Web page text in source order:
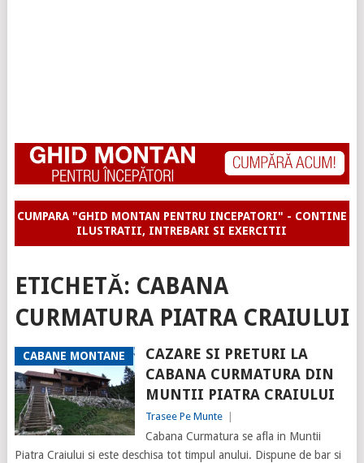
CUMPARA "GHID MONTAN PENTRU INCEPATORI" - CONTINE
ILUSTRATII, INTREBARI SI EXERCITII
ETICHETĂ: CABANA
CURMATURA PIATRA CRAIULUI
CABANE MONTANE
CAZARE SI PRETURI LA
CABANA CURMATURA DIN
MUNTII PIATRA CRAIULUI
Trasee Pe Munte
Cabana Curmatura se afla in Muntii
Piatra Craiului si este deschisa tot timpul anului. Dispune de bar si